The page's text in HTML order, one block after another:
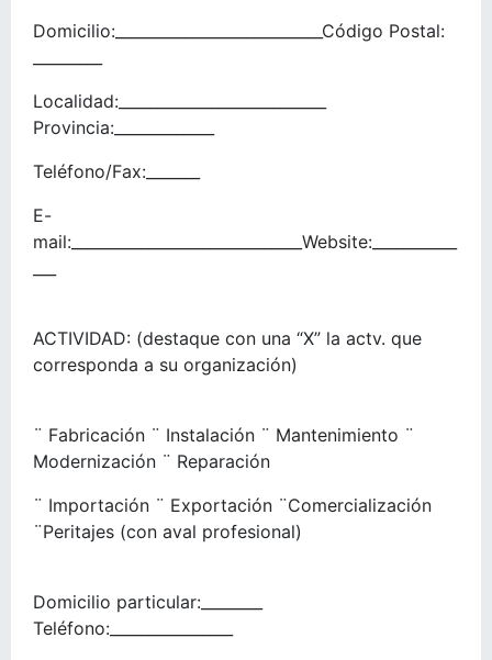
Domicilio:___________________________Código Postal:
Localidad:___________________________
Provincia:_____________
Teléfono/Fax:_______
E-
mail:______________________________Website:___________
ACTIVIDAD: (destaque con una “X” la actv. que
corresponda a su organización)
¨ Fabricación ¨ Instalación ¨ Mantenimiento ¨
Modernización ¨ Reparación
¨ Importación ¨ Exportación ¨Comercialización
¨Peritajes (con aval profesional)
Domicilio particular:________
Teléfono:________________